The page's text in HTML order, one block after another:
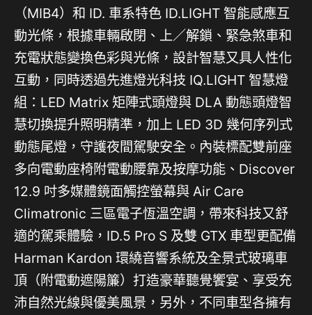
（MIB4）和 ID. 車系特色 ID.LIGHT 智能感應互
動光條，根據車輛啟閉、上／解鎖、緊急煞車和
充電狀態變換色彩與光條，設計智慧又具人性化
互動，同時透過先進燈光科技 IQ.LIGHT 智慧燈
組：LED Matrix 矩陣式頭燈與 DLA 動態頭燈智
慧切換提升照明精準，加上 LED 3D 幾何序列式
動態尾燈，守護夜間駕駛安全。內裝標配雙前座
多向電動座椅附電動腰靠及按摩功能、Discover
12.9 吋多媒體鏡面觸控螢幕與 Air Care
Climatronic 三區電子恆溫空調，帶來科技又舒
適的駕乘體驗，ID.5 Pro S 及雙 GTX 車型更配備
Harman Kardon 環繞音響系統及全景式玻璃車
頂（附電動遮陽簾）打造豪華聽覺饗宴、享受充
沛自然光線與優美風景，另外，不同車型各擁有